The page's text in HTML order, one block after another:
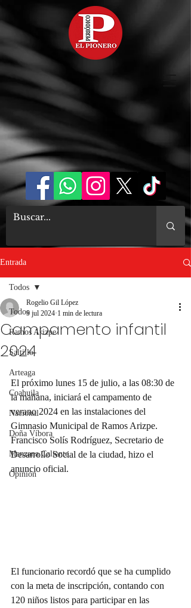
Entrada
Todos
Ramos Arizpe
Saltillo
Arteaga
Coahuila
Nacional
Doña Víbora
Manzana Caliente
Opinión
Todos
Campamento infantil
2024
Rogelio Gil López
9 jul 2024 1 min de lectura
El próximo lunes 15 de julio, a las 08:30 de
la mañana, iniciará el campamento de
verano 2024 en las instalaciones del
Gimnasio Municipal de Ramos Arizpe.
Francisco Solís Rodríguez, Secretario de
Desarrollo Social de la ciudad, hizo el
anuncio oficial.
El funcionario recordó que se ha cumplido
con la meta de inscripción, contando con
120 niños listos para participar en las